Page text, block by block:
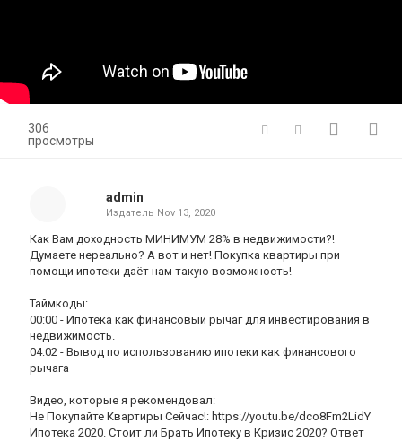
306
просмотры
admin
Издатель Nov 13, 2020
Как Вам доходность МИНИМУМ 28% в недвижимости?!
Думаете нереально? А вот и нет! Покупка квартиры при
помощи ипотеки даёт нам такую возможность!
Таймкоды:
00:00 - Ипотека как финансовый рычаг для инвестирования в
недвижимость.
04:02 - Вывод по использованию ипотеки как финансового
рычага
Видео, которые я рекомендовал:
Не Покупайте Квартиры Сейчас!: https://youtu.be/dco8Fm2LidY
Ипотека 2020. Стоит ли Брать Ипотеку в Кризис 2020? Ответ